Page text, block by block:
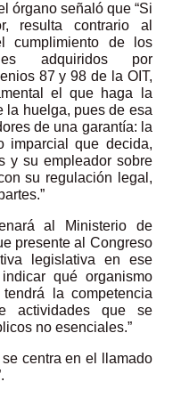
órgano señaló que “Si
resulta contrario al
cumplimiento de los
adquiridos por
87 y 98 de la OIT,
el que haga la
la huelga, pues de esa
de una garantía: la
imparcial que decida,
y su empleador sobre
su regulación legal,
al Ministerio de
presente al Congreso
legislativa en ese
qué organismo
la competencia
actividades que se
no esenciales.”
centra en el llamado